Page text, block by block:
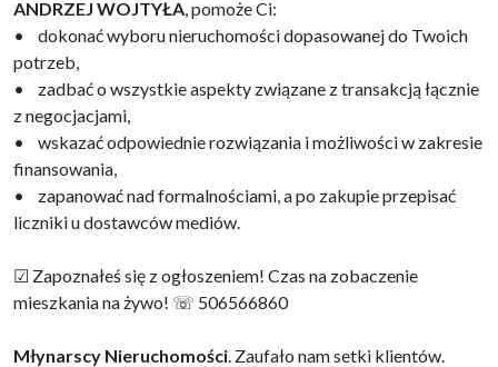
ANDRZEJ WOJTYŁA , pomoże Ci:
• dokonać wyboru nieruchomości dopasowanej do Twoich
potrzeb,
• zadbać o wszystkie aspekty związane z transakcją łącznie
z negocjacjami,
• wskazać odpowiednie rozwiązania i możliwości w zakresie
finansowania,
• zapanować nad formalnościami, a po zakupie przepisać
liczniki u dostawców mediów.
☑ Zapoznałeś się z ogłoszeniem! Czas na zobaczenie
mieszkania na żywo! ☏ 506566860
Młynarscy Nieruchomości . Zaufało nam setki klientów.